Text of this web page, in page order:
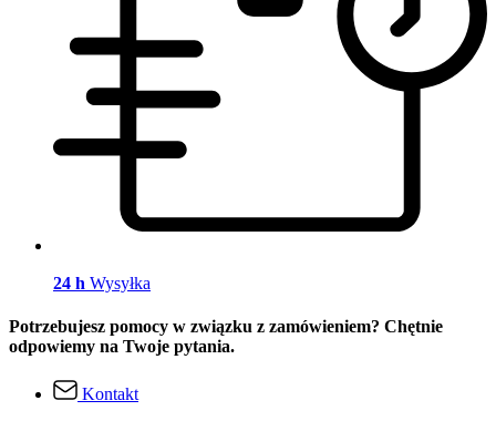
24 h Wysyłka
Potrzebujesz pomocy w związku z zamówieniem? Chętnie
odpowiemy na Twoje pytania.
Kontakt